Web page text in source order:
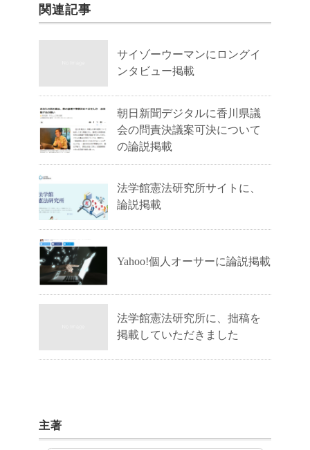
関連記事
サイゾーウーマンにロングイ
ンタビュー掲載
朝日新聞デジタルに香川県議
会の問責決議案可決について
の論説掲載
法学館憲法研究所サイトに、
論説掲載
Yahoo!個人オーサーに論説掲載
法学館憲法研究所に、拙稿を
掲載していただきました
主著